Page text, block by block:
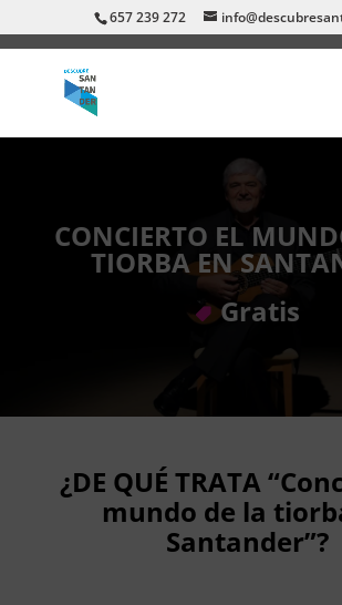
657 239 272
CONCIERTO EL
TIORBA EN
Gratis
¿DE QUÉ TRATA
mundo de la
Santander”?